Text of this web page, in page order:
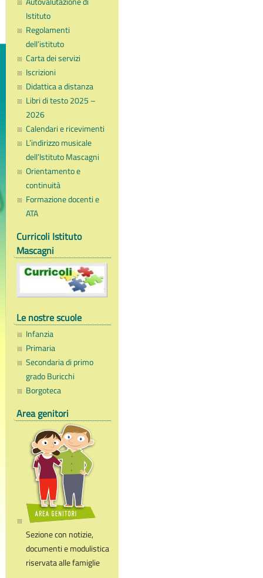
Istituto
Regolamenti
dell’istituto
Carta dei servizi
Iscrizioni
Didattica a distanza
Libri di testo 2025 –
2026
Calendari e ricevimenti
L’indirizzo musicale
dell’Istituto Mascagni
Orientamento e
continuità
Formazione docenti e
ATA
Curricoli Istituto
Mascagni
Le nostre scuole
Infanzia
Primaria
Secondaria di primo
grado Buricchi
Borgoteca
Area genitori
Sezione con notizie,
documenti e modulistica
riservata alle famiglie